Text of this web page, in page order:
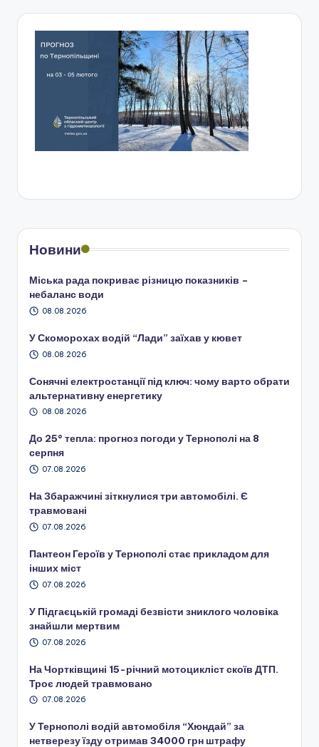
Новини
Міська рада покриває різницю показників –
небаланс води
08.08.2026
У Скоморохах водій “Лади” заїхав у кювет
08.08.2026
Сонячні електростанції під ключ: чому варто обрати
альтернативну енергетику
08.08.2026
До 25° тепла: прогноз погоди у Тернополі на 8
серпня
07.08.2026
На Збаражчині зіткнулися три автомобілі. Є
травмовані
07.08.2026
Пантеон Героїв у Тернополі стає прикладом для
інших міст
07.08.2026
У Підгаєцькій громаді безвісти зниклого чоловіка
знайшли мертвим
07.08.2026
На Чортківщині 15-річний мотоцикліст скоїв ДТП.
Троє людей травмовано
07.08.2026
У Тернополі водій автомобіля “Хюндай” за
нетверезу їзду отримав 34000 грн штрафу